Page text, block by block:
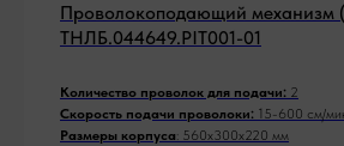
Проволокоподающий механизм
ТНЛБ.044649.PIT001-01
Количество проволок для подачи: 2
Скорость подачи проволоки: 15-600 см/
Размеры корпуса: 560х300х220 мм